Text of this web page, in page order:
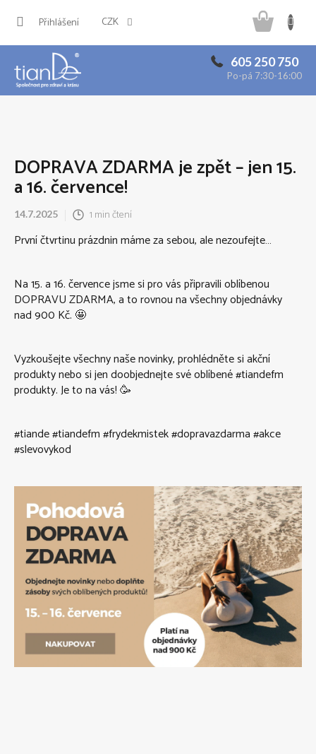
CZK
Přihlášení
605 250 750
Po-pá 7:30-16:00
košík
DOPRAVA ZDARMA je zpět – jen 15.
a 16. července!
14.7.2025 1 min čtení
První čtvrtinu prázdnin máme za sebou, ale nezoufejte…
Na 15. a 16. července jsme si pro vás připravili oblíbenou
DOPRAVU ZDARMA, a to rovnou na všechny objednávky
nad 900 Kč. 🤩
Vyzkoušejte všechny naše novinky, prohlédněte si akční
produkty nebo si jen doobjednejte své oblíbené #tiandefm
produkty. Je to na vás! 🥳
#tiande #tiandefm #frydekmistek #dopravazdarma #akce
#slevovykod